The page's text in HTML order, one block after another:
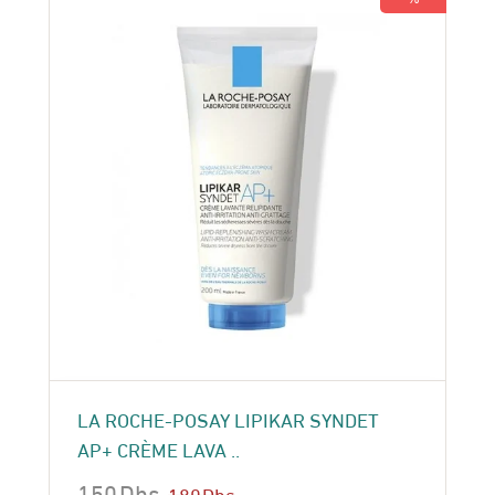
LA ROCHE-POSAY LIPIKAR SYNDET
AP+ CRÈME LAVA ..